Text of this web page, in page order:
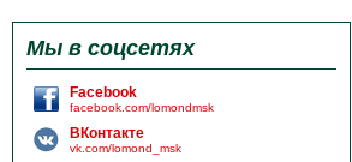
Мы в соцсетях
Facebook
facebook.com/lomondmsk
ВКонтакте
vk.com/lomond_msk